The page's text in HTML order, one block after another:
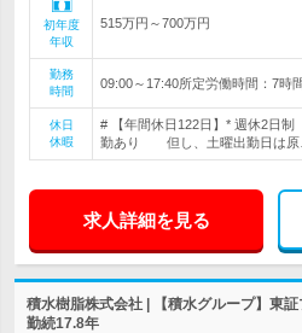
初年度
年収
515万円～700万円
勤務
時間
09:00～17:40所定労働時間：7時
休日
休暇
# 【年間休日122日】* 週休2日
勤あり 但し、土曜出勤日は原
求人詳細を見る
積水樹脂株式会社 | 【積水グループ】東
勤続17.8年